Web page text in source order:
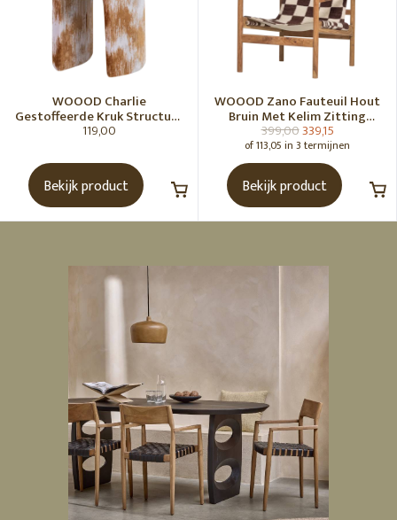
WOOOD Charlie
Gestoffeerde Kruk Structuur
Stof Karamelbruin [Fsc]
119,00
Bekijk product
WOOOD Zano Fauteuil Hout
Bruin Met Kelim Zitting
Naturel
399,00339,15
of 113,05 in 3 termijnen
Bekijk product